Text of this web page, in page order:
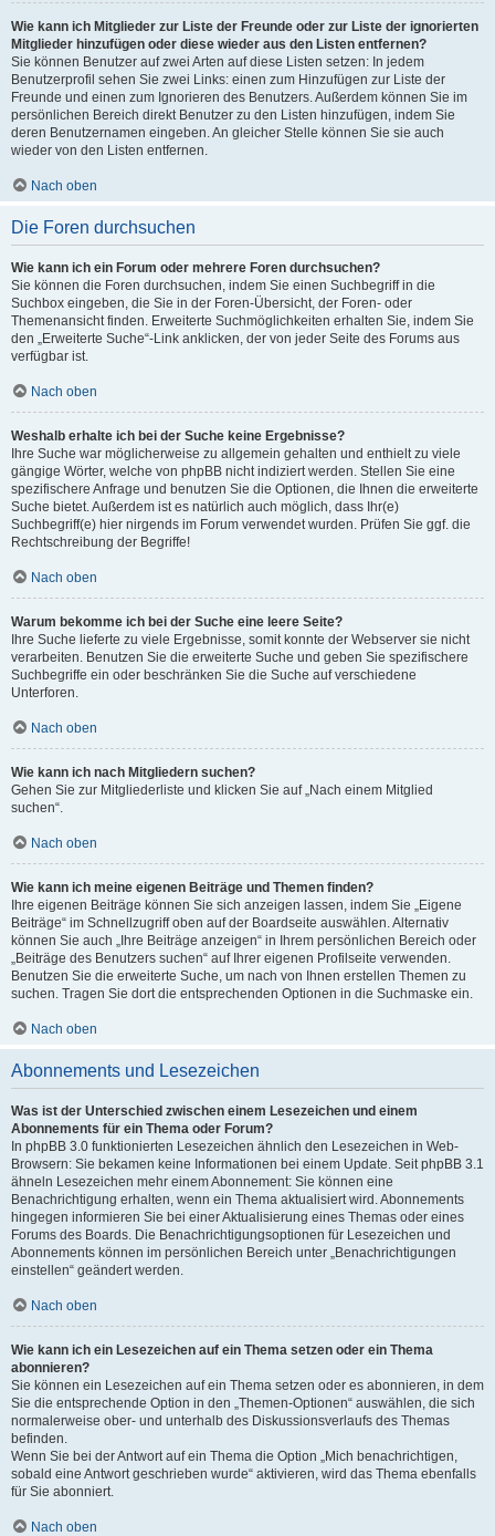
Wie kann ich Mitglieder zur Liste der Freunde oder zur Liste der ignorierten
Mitglieder hinzufügen oder diese wieder aus den Listen entfernen?
Sie können Benutzer auf zwei Arten auf diese Listen setzen: In jedem
Benutzerprofil sehen Sie zwei Links: einen zum Hinzufügen zur Liste der
Freunde und einen zum Ignorieren des Benutzers. Außerdem können Sie im
persönlichen Bereich direkt Benutzer zu den Listen hinzufügen, indem Sie
deren Benutzernamen eingeben. An gleicher Stelle können Sie sie auch
wieder von den Listen entfernen.
Nach oben
Die Foren durchsuchen
Wie kann ich ein Forum oder mehrere Foren durchsuchen?
Sie können die Foren durchsuchen, indem Sie einen Suchbegriff in die
Suchbox eingeben, die Sie in der Foren-Übersicht, der Foren- oder
Themenansicht finden. Erweiterte Suchmöglichkeiten erhalten Sie, indem Sie
den „Erweiterte Suche“-Link anklicken, der von jeder Seite des Forums aus
verfügbar ist.
Nach oben
Weshalb erhalte ich bei der Suche keine Ergebnisse?
Ihre Suche war möglicherweise zu allgemein gehalten und enthielt zu viele
gängige Wörter, welche von phpBB nicht indiziert werden. Stellen Sie eine
spezifischere Anfrage und benutzen Sie die Optionen, die Ihnen die erweiterte
Suche bietet. Außerdem ist es natürlich auch möglich, dass Ihr(e)
Suchbegriff(e) hier nirgends im Forum verwendet wurden. Prüfen Sie ggf. die
Rechtschreibung der Begriffe!
Nach oben
Warum bekomme ich bei der Suche eine leere Seite?
Ihre Suche lieferte zu viele Ergebnisse, somit konnte der Webserver sie nicht
verarbeiten. Benutzen Sie die erweiterte Suche und geben Sie spezifischere
Suchbegriffe ein oder beschränken Sie die Suche auf verschiedene
Unterforen.
Nach oben
Wie kann ich nach Mitgliedern suchen?
Gehen Sie zur Mitgliederliste und klicken Sie auf „Nach einem Mitglied
suchen“.
Nach oben
Wie kann ich meine eigenen Beiträge und Themen finden?
Ihre eigenen Beiträge können Sie sich anzeigen lassen, indem Sie „Eigene
Beiträge“ im Schnellzugriff oben auf der Boardseite auswählen. Alternativ
können Sie auch „Ihre Beiträge anzeigen“ in Ihrem persönlichen Bereich oder
„Beiträge des Benutzers suchen“ auf Ihrer eigenen Profilseite verwenden.
Benutzen Sie die erweiterte Suche, um nach von Ihnen erstellen Themen zu
suchen. Tragen Sie dort die entsprechenden Optionen in die Suchmaske ein.
Nach oben
Abonnements und Lesezeichen
Was ist der Unterschied zwischen einem Lesezeichen und einem
Abonnements für ein Thema oder Forum?
In phpBB 3.0 funktionierten Lesezeichen ähnlich den Lesezeichen in Web-
Browsern: Sie bekamen keine Informationen bei einem Update. Seit phpBB 3.1
ähneln Lesezeichen mehr einem Abonnement: Sie können eine
Benachrichtigung erhalten, wenn ein Thema aktualisiert wird. Abonnements
hingegen informieren Sie bei einer Aktualisierung eines Themas oder eines
Forums des Boards. Die Benachrichtigungsoptionen für Lesezeichen und
Abonnements können im persönlichen Bereich unter „Benachrichtigungen
einstellen“ geändert werden.
Nach oben
Wie kann ich ein Lesezeichen auf ein Thema setzen oder ein Thema
abonnieren?
Sie können ein Lesezeichen auf ein Thema setzen oder es abonnieren, in dem
Sie die entsprechende Option in den „Themen-Optionen“ auswählen, die sich
normalerweise ober- und unterhalb des Diskussionsverlaufs des Themas
befinden.
Wenn Sie bei der Antwort auf ein Thema die Option „Mich benachrichtigen,
sobald eine Antwort geschrieben wurde“ aktivieren, wird das Thema ebenfalls
für Sie abonniert.
Nach oben